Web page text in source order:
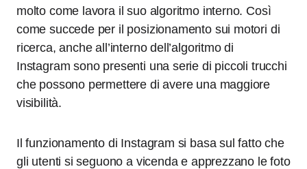
molto come lavora il suo algoritmo interno. Così
come succede per il posizionamento sui motori di
ricerca, anche all’interno dell’algoritmo di
Instagram sono presenti una serie di piccoli trucchi
che possono permettere di avere una maggiore
visibilità.
Il funzionamento di Instagram si basa sul fatto che
gli utenti si seguono a vicenda e apprezzano le foto